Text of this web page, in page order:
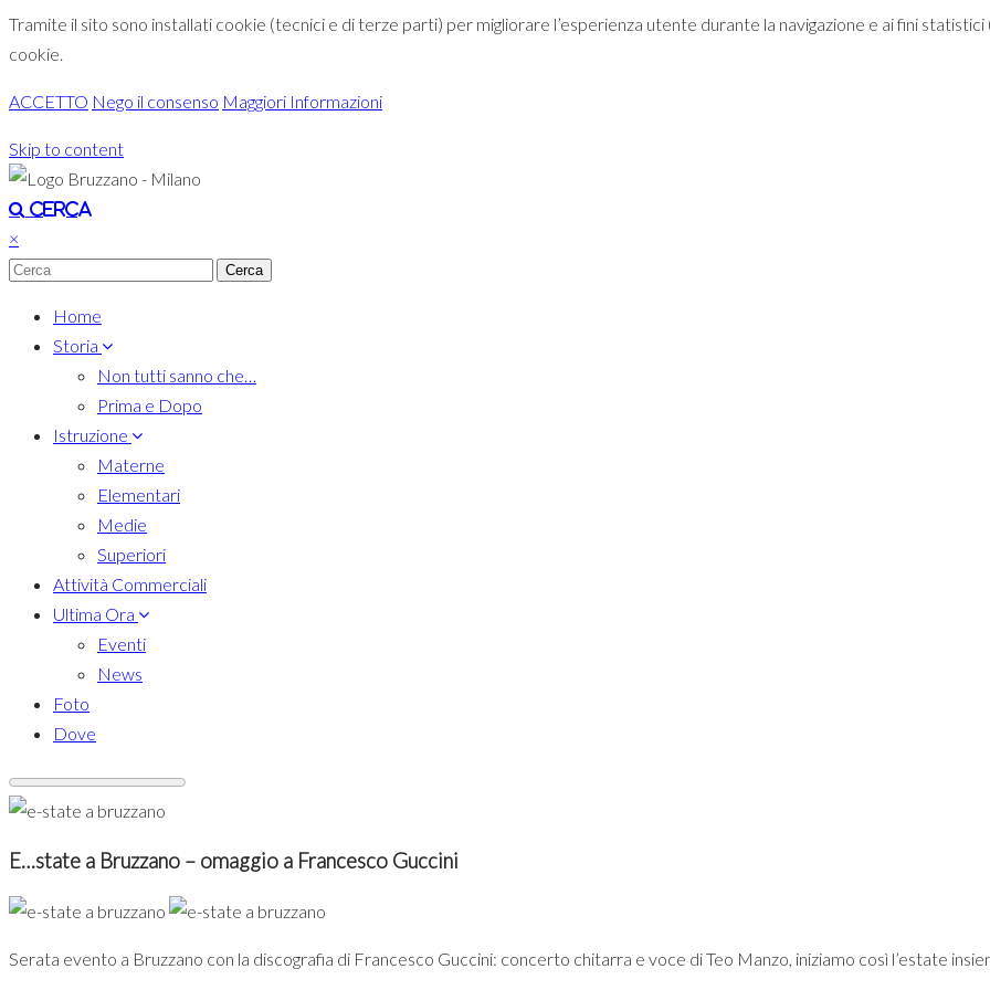
Tramite il sito sono installati cookie (tecnici e di terze parti) per migliorare l’esperienza utente durante la navigazione e ai fini
cookie.
ACCETTO Nego il consenso Maggiori Informazioni
Skip to content
Toggle navigation
Cerca
×
Home
Storia
Non tutti sanno che…
Prima e Dopo
Istruzione
Materne
Elementari
Medie
Superiori
Attività Commerciali
Ultima Ora
Eventi
News
Foto
Dove
E…state a Bruzzano – omaggio a Francesco Guccini
Serata evento a Bruzzano con la discografia di Francesco Guccini: concerto chitarra e voce di Teo Manzo, iniziamo così l’estate